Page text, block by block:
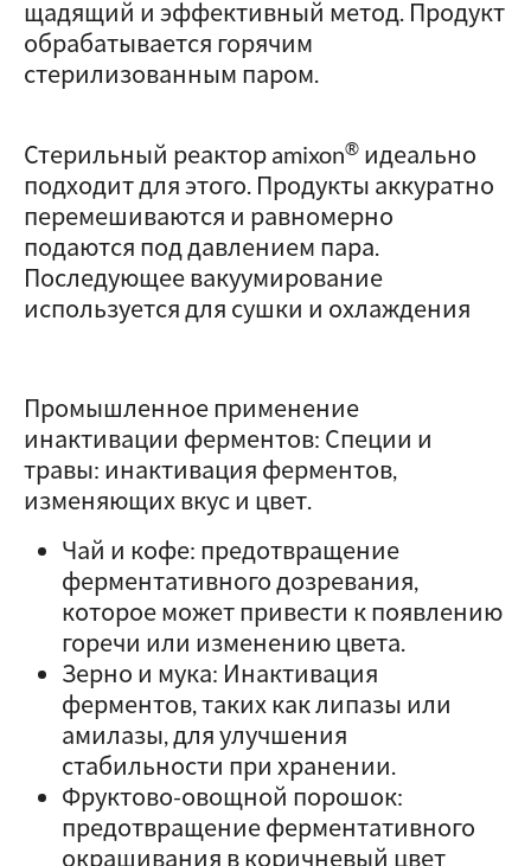
щадящий и эффективный метод. Продукт
обрабатывается горячим
стерилизованным паром.
Стерильный реактор amixon® идеально
подходит для этого. Продукты аккуратно
перемешиваются и равномерно
подаются под давлением пара.
Последующее вакуумирование
используется для сушки и охлаждения
Промышленное применение
инактивации ферментов: Специи и
травы: инактивация ферментов,
изменяющих вкус и цвет.
Чай и кофе: предотвращение
ферментативного дозревания,
которое может привести к появлению
горечи или изменению цвета.
Зерно и мука: Инактивация
ферментов, таких как липазы или
амилазы, для улучшения
стабильности при хранении.
Фруктово-овощной порошок:
предотвращение ферментативного
окрашивания в коричневый цвет